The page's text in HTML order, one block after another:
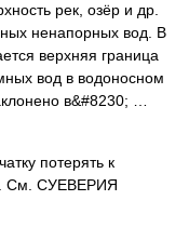
рек, озёр и др.
ненапорных вод. В
верхняя граница
вод в водоносном
в&#8230; …
потерять к
См. СУЕВЕРИЯ